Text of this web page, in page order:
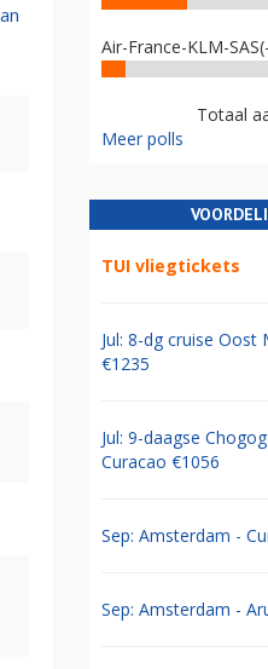
Air-France-KLM-
Totaal
Meer polls
TUI vliegtickets
Jul: 8-dg cruise Oost
€1235
Jul: 9-daagse
Curacao €1056
Sep: Amsterdam -
Sep: Amsterdam -